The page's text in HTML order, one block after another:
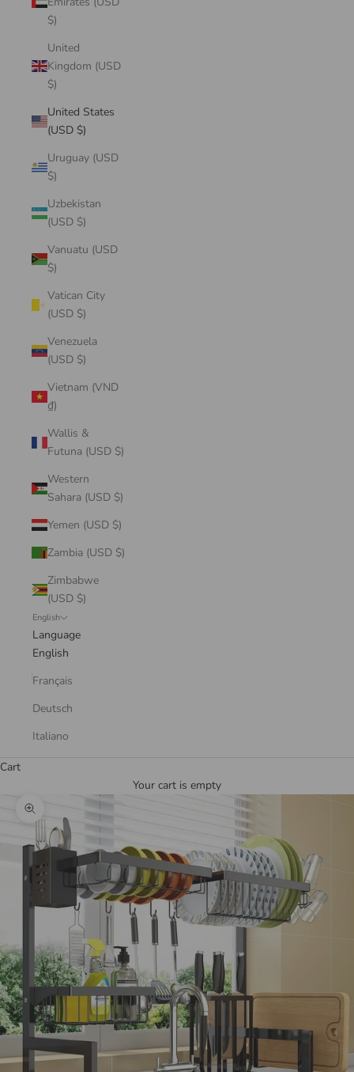
$)
United
Kingdom (USD
$)
United States
(USD $)
Uruguay (USD
$)
Uzbekistan
(USD $)
Vanuatu (USD
$)
Vatican City
(USD $)
Venezuela
(USD $)
Vietnam (VND
₫)
Wallis &
Futuna (USD $)
Western
Sahara (USD $)
Yemen (USD $)
Zambia (USD $)
Zimbabwe
(USD $)
English
Language
English
Français
Deutsch
Italiano
Cart
Your cart is empty
Zoom picture